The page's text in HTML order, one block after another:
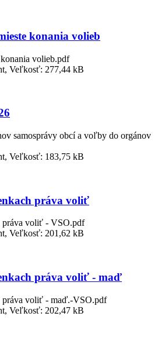
konania volieb
volieb.pdf
Veľkosť: 277,44 kB
samosprávy obcí a voľby do orgánov
Veľkosť: 183,75 kB
práva voliť
práva voliť - VSO.pdf
Veľkosť: 201,62 kB
práva voliť - maď
práva voliť - maď.-VSO.pdf
Veľkosť: 202,47 kB